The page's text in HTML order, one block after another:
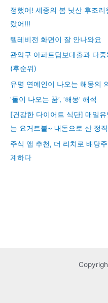
정했어! 세종의 봄 닛산 후조
랐어!!!
텔레비전 화면이 잘 안나와요
관악구 아파트담보대출과 다
(후순위)
유명 연예인이 나오는 해몽의
‘돌이 나오는 꿈’, ‘해몽’ 해석
[건강한 다이어트 식단] 매일
는 요거트볼~ 내돈으로 산 정
주식 앱 추천, 더 리치로 배당
계하다